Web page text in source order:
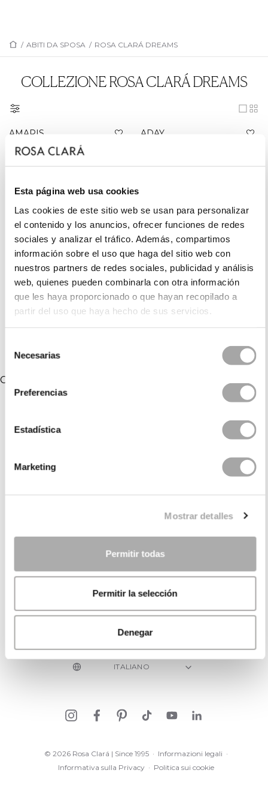
Esta página web usa cookies
Las cookies de este sitio web se usan para personalizar
el contenido y los anuncios, ofrecer funciones de redes
sociales y analizar el tráfico. Además, compartimos
información sobre el uso que haga del sitio web con
nuestros partners de redes sociales, publicidad y análisis
web, quienes pueden combinarla con otra información
que les haya proporcionado o que hayan recopilado a
partir del uso que haya hecho de sus servicios.
Necesarias
Preferencias
Estadística
Marketing
Mostrar detalles
Permitir todas
Permitir la selección
Denegar
/ ABITI DA SPOSA / ROSA CLARÁ DREAMS
COLLEZIONE ROSA CLARÁ DREAMS
AMARIS
ADAY
ALAYA
ALANA
ALEIDA
ALEXIA
ALICIA
AURORA
AMATIS
AITANA
ALMAR
ALBA
ALENA
AFRODITA
ALAMO
COLLEZIONI COLLEGATE
CATEGORIE
HAI BISOGNO DI AIUTO?
AZIENDA
© 2026 Rosa Clará | Since 1995 · Informazioni legali ·
Informativa sulla Privacy · Politica sui cookie